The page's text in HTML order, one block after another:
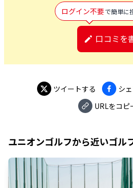
ログイン不要で簡単に
口コミを
ツイートする シ
URLをコピ
ユニオンゴルフから近いゴル